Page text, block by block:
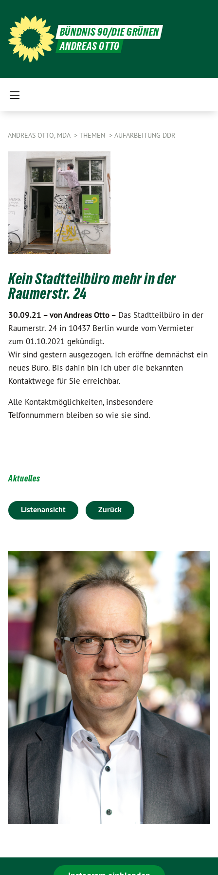
BÜNDNIS 90/DIE GRÜNEN
ANDREAS OTTO
ANDREAS OTTO, MDA THEMEN AUFARBEITUNG DDR
Kein Stadtteilbüro mehr in der
Raumerstr. 24
30.09.21 –von Andreas Otto – Das Stadtteilbüro in der
Raumerstr. 24 in 10437 Berlin wurde vom Vermieter
zum 01.10.2021 gekündigt.
Wir sind gestern ausgezogen. Ich eröffne demnächst ein
neues Büro. Bis dahin bin ich über die bekannten
Kontaktwege für Sie erreichbar.
Alle Kontaktmöglichkeiten, insbesondere
Telfonnummern bleiben so wie sie sind.
Aktuelles
Listenansicht Zurück